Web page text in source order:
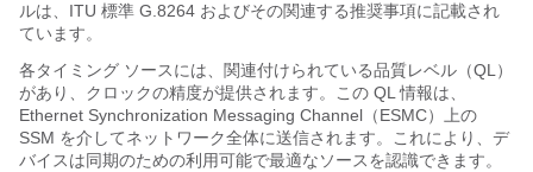
ルは、ITU 標準 G.8264 およびその関連する推奨事項に記載され
ています。
各タイミング ソースには、関連付けられている品質レベル（QL）
があり、クロックの精度が提供されます。この QL 情報は、
Ethernet Synchronization Messaging Channel（ESMC）上の
SSM を介してネットワーク全体に送信されます。これにより、デ
バイスは同期のための利用可能で最適なソースを認識できます。